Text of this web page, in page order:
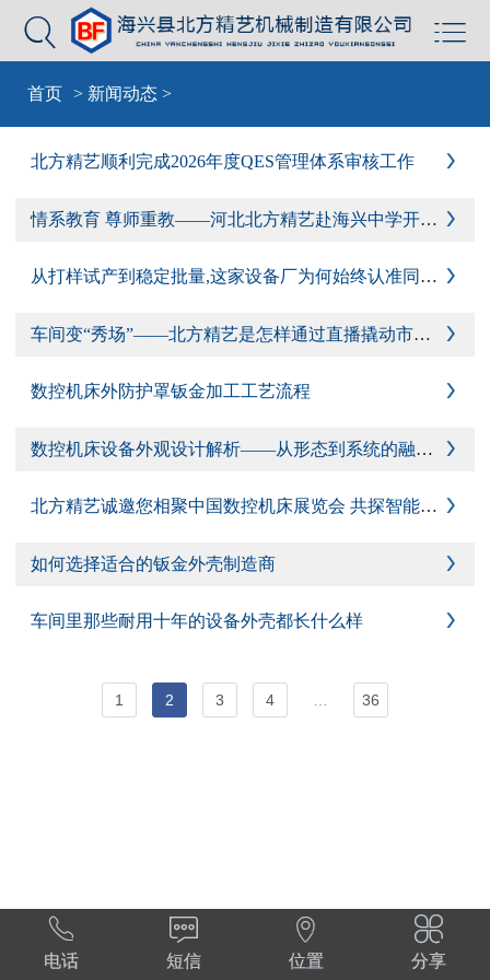


首页 > 新闻动态 >

北方精艺顺利完成2026年度QES管理体系审核工作

情系教育 尊师重教——河北北方精艺赴海兴中学开展高三教师慰问活动

从打样试产到稳定批量,这家设备厂为何始终认准同一家钣金外壳供应商

车间变“秀场”——北方精艺是怎样通过直播撬动市场的

数控机床外防护罩钣金加工工艺流程

数控机床设备外观设计解析——从形态到系统的融合逻辑

北方精艺诚邀您相聚中国数控机床展览会 共探智能装备外壳创新未来

如何选择适合的钣金外壳制造商

车间里那些耐用十年的设备外壳都长什么样
1 2 3 4 … 36

电话

短信

位置

分享